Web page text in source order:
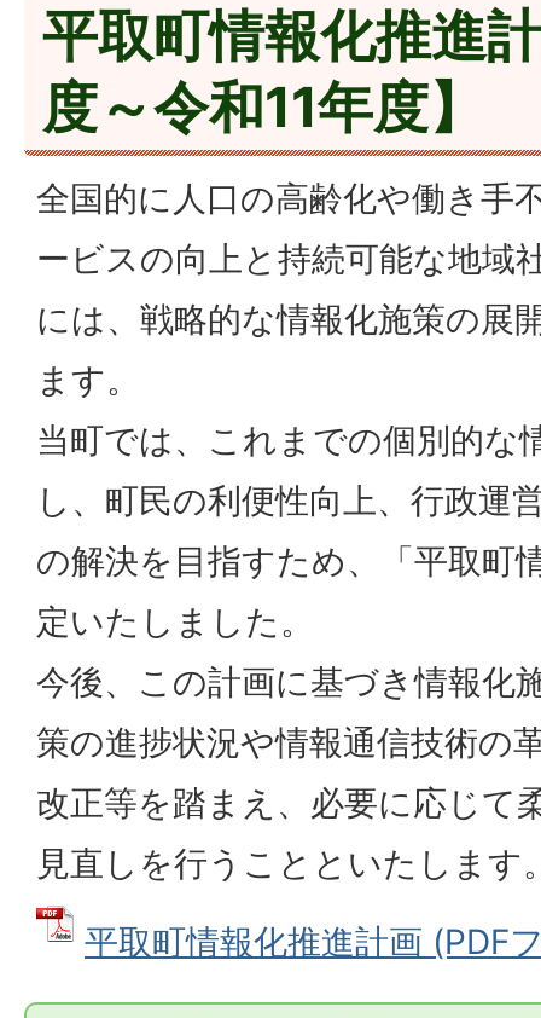
平取町情報化推進
度～令和11年度】
全国的に人口の高齢化や働き手
ービスの向上と持続可能な地域
には、戦略的な情報化施策の展
ます。
当町では、これまでの個別的な
し、町民の利便性向上、行政運
の解決を目指すため、「平取町
定いたしました。
今後、この計画に基づき情報化
策の進捗状況や情報通信技術の
改正等を踏まえ、必要に応じて
見直しを行うことといたします
平取町情報化推進計画 (PDF